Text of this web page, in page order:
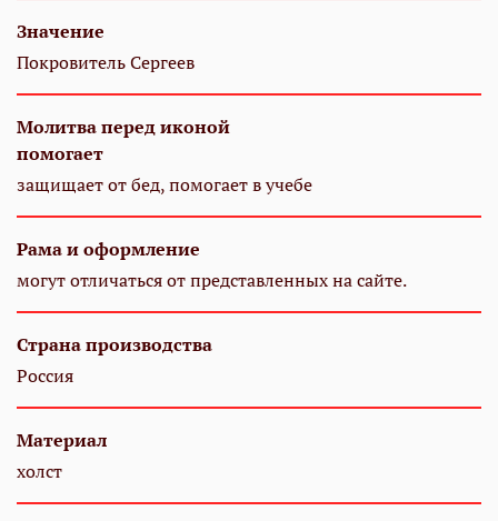
Значение
Покровитель Сергеев
Молитва перед иконой
помогает
защищает от бед, помогает в учебе
Рама и оформление
могут отличаться от представленных на сайте.
Страна производства
Россия
Материал
холст